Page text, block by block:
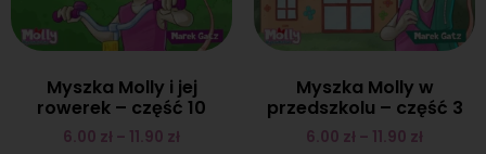
Myszka Molly i jej
rowerek – część 10
6.00 zł – 11.90 zł
Myszka Molly w
przedszkolu – część 3
6.00 zł – 11.90 zł